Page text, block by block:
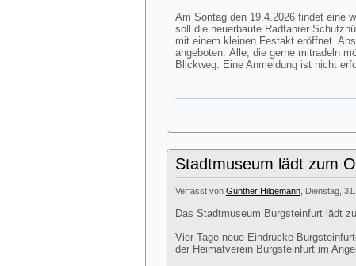
Am Sontag den 19.4.2026 findet eine
soll die neuerbaute Radfahrer
mit einem kleinen Festakt eröffnet.
angeboten. Alle, die gerne mitradeln
Blickweg. Eine Anmeldung ist nicht
Stadtmuseum lädt zum
Verfasst von Günther Hilgemann , Dienstag,
Das Stadtmuseum Burgsteinfurt lädt
Vier Tage neue Eindrücke
der Heimatverein Burgsteinfurt im